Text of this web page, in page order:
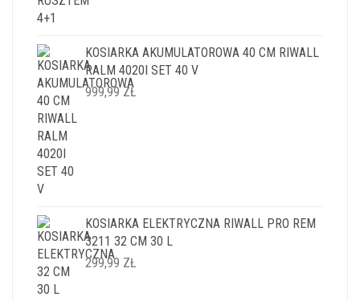
KOSIARKA AKUMULATOROWA 40 CM RIWALL
RALM 4020I SET 40 V
999,99ZŁ
KOSIARKA ELEKTRYCZNA RIWALL PRO REM
3211 32 CM 30 L
299,99 ZŁ